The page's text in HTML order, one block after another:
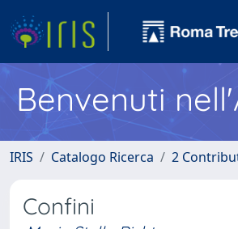
Benvenuti
IRIS Catalogo Ricerca 2
Confini